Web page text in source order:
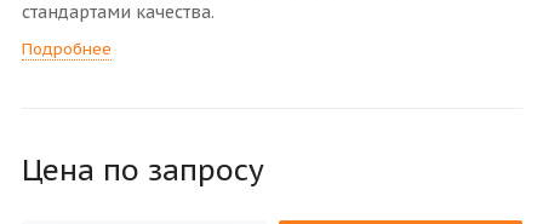
стандартами качества.
Подробнее
Цена по запросу